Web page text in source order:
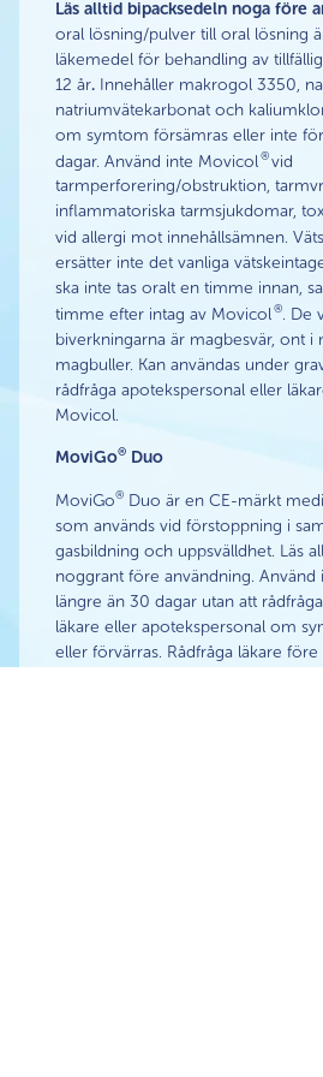
Läs alltid bipacksedeln noga före
oral lösning/pulver till oral lösning
läkemedel för behandling av
12 år. Innehåller makrogol 3350,
natriumvätekarbonat och
om symtom försämras eller inte
dagar. Använd inte Movicol®vid
tarmperforering/obstruktion,
inflammatoriska tarmsjukdomar,
vid allergi mot innehållsämnen.
ersätter inte det vanliga
ska inte tas oralt en timme innan,
timme efter intag av Movicol®. De
biverkningarna är magbesvär, ont i
magbuller. Kan användas under
rådfråga apotekspersonal eller
Movicol.
MoviGo® Duo
MoviGo® Duo är en CE-märkt
som används vid förstoppning i
gasbildning och uppsvälldhet. Läs
noggrant före användning.
längre än 30 dagar utan att
läkare eller apotekspersonal om
eller förvärras. Rådfråga läkare